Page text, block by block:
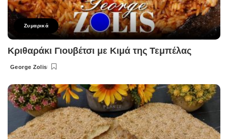
Ζυμαρικά
Κριθαράκι Γιουβέτσι με Κιμά της Τεμπέλας
Posted
George Zolis